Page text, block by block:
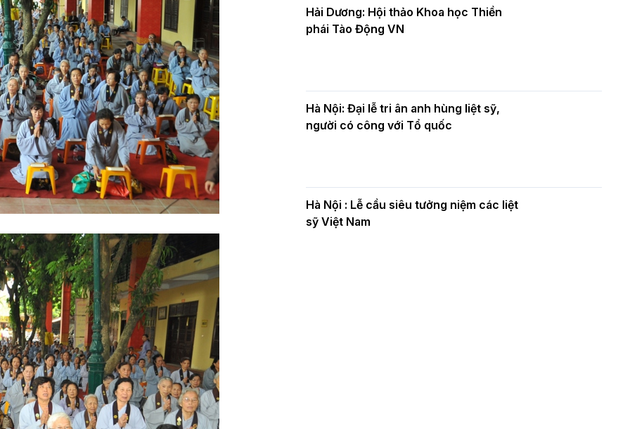
Hải Dương: Hội thảo Khoa học Thiền
phái Tào Động VN
Hà Nội: Đại lễ tri ân anh hùng liệt sỹ,
người có công với Tổ quốc
Hà Nội : Lễ cầu siêu tưởng niệm các liệt
sỹ Việt Nam